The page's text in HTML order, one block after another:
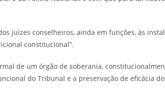
juízes conselheiros, ainda em funções, às
constitucional”.
de um órgão de soberania,
do Tribunal e a preservação de eficácia